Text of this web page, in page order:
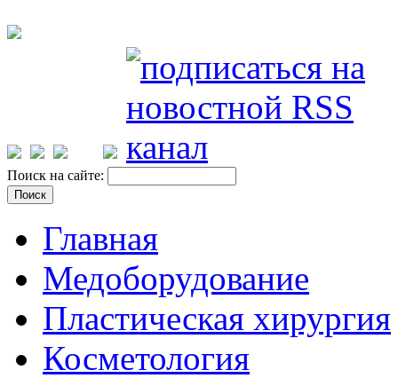
Поиск на сайте:
Главная
Медоборудование
Пластическая хирургия
Косметология